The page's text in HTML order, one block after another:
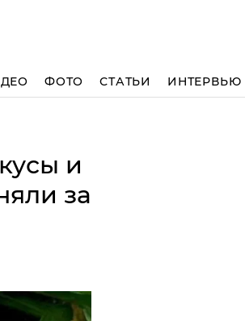
ФОТО СТАТЬИ ИНТЕРВЬЮ
и
за